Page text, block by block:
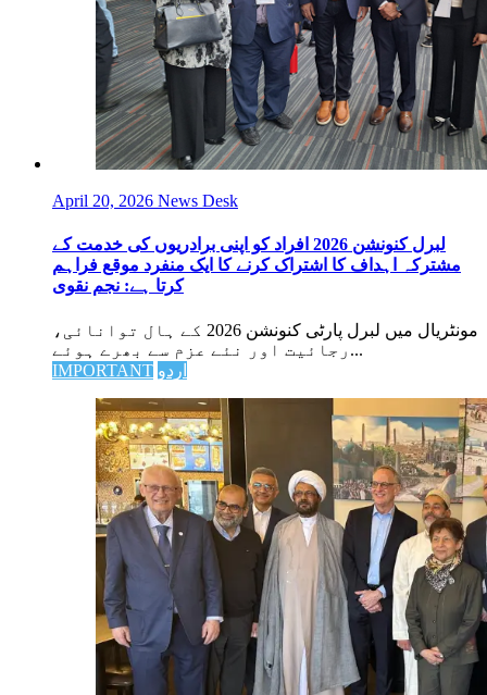
April 20, 2026 News Desk
لبرل کنونشن 2026 افراد کو اپنی برادریوں کی خدمت کے
مشترکہ اہداف کا اشتراک کرنے کا ایک منفرد موقع فراہم
کرتا ہے: نجم نقوی
مونٹریال میں لبرل پارٹی کنونشن 2026 کے ہال توانائی،
رجائیت اور نئے عزم سے بھرے ہوئے...
IMPORTANT اردو